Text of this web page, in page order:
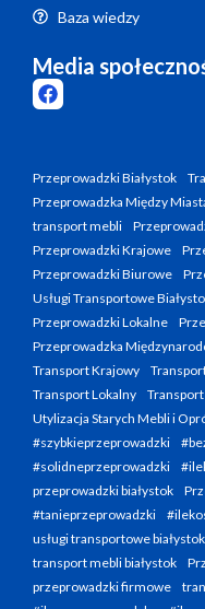
Baza wiedzy
Media
Przeprowadzki Białystok
Przeprowadzka Między
transport mebli
Przeprowadzki Krajowe
Przeprowadzki Biurowe
Usługi Transportowe
Przeprowadzki Lokalne
Przeprowadzka
Transport Krajowy
Transport Lokalny
Utylizacja Starych Mebli i
#szybkieprzeprowadzki
#solidneprzeprowadzki
przeprowadzki białystok
#tanieprzeprowadzki
usługi transportowe białystok
transport mebli białystok
przeprowadzki firmowe